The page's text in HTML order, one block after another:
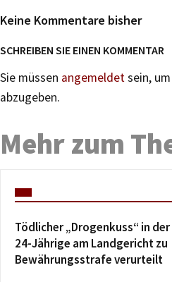
Keine Kommentare bisher
SCHREIBEN SIE EINEN KOMMENTAR
Sie müssen angemeldetsein,
abzugeben.
Mehr zum
Tödlicher „Drogenkuss“ in der
24-Jährige am Landgericht zu
Bewährungsstrafe verurteilt